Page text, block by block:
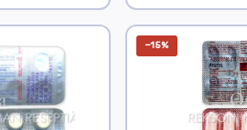
−15%